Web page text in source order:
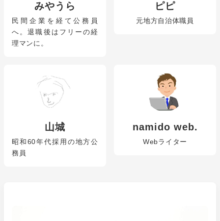
みやうら
民間企業を経て公務員
へ。退職後はフリーの経
理マンに。
ピピ
元地方自治体職員
山城
昭和60年代採用の地方公
務員
namido web.
Webライター